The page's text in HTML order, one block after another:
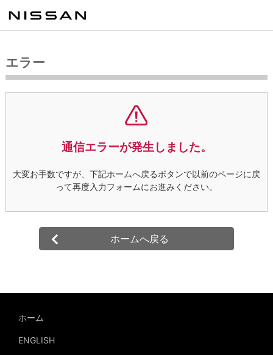
エラー
通信エラーが発生しました。
大変お手数ですが、下記ホームへ戻るボタンで以前のページに戻
って再度入力フォームにお進みください。
ホームへ戻る
ホーム
ENGLISH